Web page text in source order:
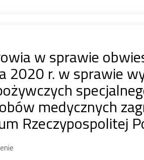
w sprawie
2020 r. w sprawie
medycznych
Rzeczypospolitej